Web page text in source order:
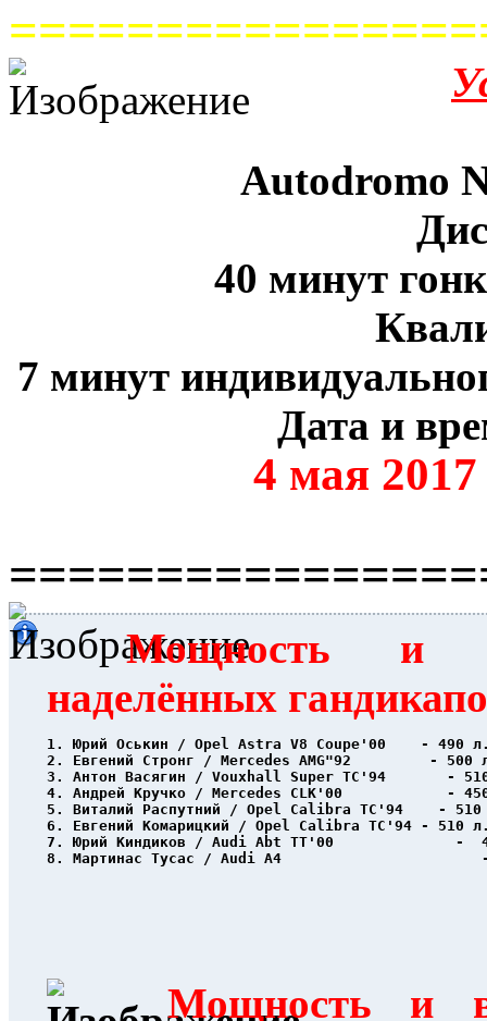
Autodromo
40 минут
7 минут
Дата и
4 мая
Мощность и
наделённых
1. Юрий Оськин / Opel Astra V8 Coupe'00    - 490
2. Евгений Стронг / Mercedes AMG"92         - 500
3. Антон Васягин / Vouxhall Super TC'94       -
4. Андрей Кручко / Mercedes CLK'00            -
5. Виталий Распутний / Opel Calibra TC'94    -
6. Евгений Комарицкий / Opel Calibra TC'94 - 510
7. Юрий Киндиков / Audi Abt TT'00              -
8. Мартинас Тусас / Audi A4                       -
Мощность и